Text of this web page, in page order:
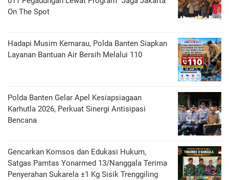
On The Spot
Hadapi Musim Kemarau, Polda Banten Siapkan
Layanan Bantuan Air Bersih Melalui 110
Polda Banten Gelar Apel Kesiapsiagaan
Karhutla 2026, Perkuat Sinergi Antisipasi
Bencana
Gencarkan Komsos dan Edukasi Hukum,
Satgas Pamtas Yonarmed 13/Nanggala Terima
Penyerahan Sukarela ±1 Kg Sisik Trenggiling